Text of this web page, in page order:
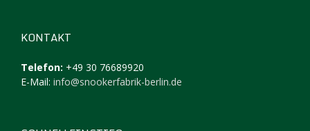
KONTAKT
Telefon: +49 30 76689920
E-Mail: info@snookerfabrik-berlin.de